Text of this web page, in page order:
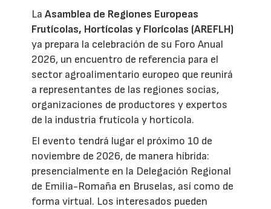
LaAsamblea de Regiones Europeas
Frutícolas, Hortícolas y Florícolas (AREFLH)
ya prepara la celebración de su Foro Anual
2026, un encuentro de referencia para el
sector agroalimentario europeo que reunirá
a representantes de las regiones socias,
organizaciones de productores y expertos
de la industria frutícola y hortícola.
El evento tendrá lugar el próximo 10 de
noviembre de 2026, de manera híbrida:
presencialmente en la Delegación Regional
de Emilia-Romaña en Bruselas, así como de
forma virtual. Los interesados pueden